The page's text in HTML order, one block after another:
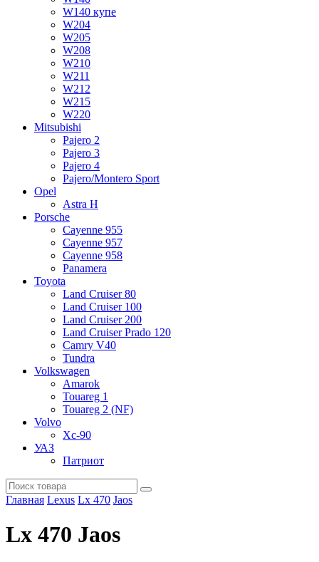
W140 купе
W204
W205
W208
W210
W211
W212
W215
W220
Mitsubishi
Pajero 2
Pajero 3
Pajero 4
Pajero/Montero Sport
Opel
Astra H
Porsche
Cayenne 955
Cayenne 957
Cayenne 958
Panamera
Toyota
Land Cruiser 80
Land Cruiser 100
Land Cruiser 200
Land Cruiser Prado 120
Camry V40
Tundra
Volkswagen
Amarok
Touareg 1
Touareg 2 (NF)
Volvo
Xc-90
УАЗ
Патриот
Главная Lexus Lx 470 Jaos
Lx 470 Jaos